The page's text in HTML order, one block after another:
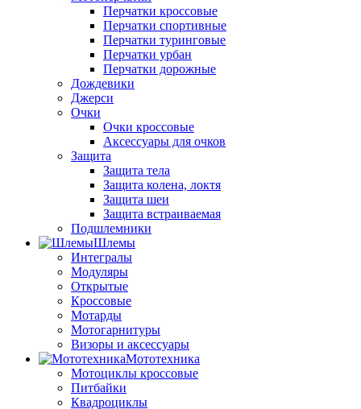
Перчатки кроссовые
Перчатки спортивные
Перчатки туринговые
Перчатки урбан
Перчатки дорожные
Дождевики
Джерси
Очки
Очки кроссовые
Аксессуары для очков
Защита
Защита тела
Защита колена, локтя
Защита шеи
Защита встраиваемая
Подшлемники
Шлемы
Интегралы
Модуляры
Открытые
Кроссовые
Мотарды
Мотогарнитуры
Визоры и аксессуары
Мототехника
Мотоциклы кроссовые
Питбайки
Квадроциклы